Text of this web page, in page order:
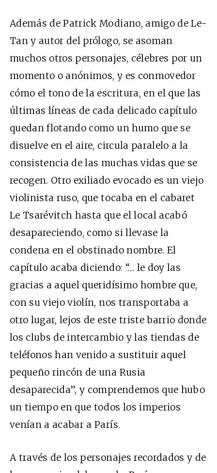
Además de Patrick Modiano, amigo de Le-
Tan y autor del prólogo, se asoman
muchos otros personajes, célebres por un
momento o anónimos, y es conmovedor
cómo el tono de la escritura, en el que las
últimas líneas de cada delicado capítulo
quedan flotando como un humo que se
disuelve en el aire, circula paralelo a la
consistencia de las muchas vidas que se
recogen. Otro exiliado evocado es un viejo
violinista ruso, que tocaba en el cabaret
Le Tsarévitch hasta que el local acabó
desapareciendo, como si llevase la
condena en el obstinado nombre. El
capítulo acaba diciendo: “… le doy las
gracias a aquel queridísimo hombre que,
con su viejo violín, nos transportaba a
otro lugar, lejos de este triste barrio donde
los clubs de intercambio y las tiendas de
teléfonos han venido a sustituir aquel
pequeño rincón de una Rusia
desaparecida”, y comprendemos que hubo
un tiempo en que todos los imperios
venían a acabar a París.
A través de los personajes recordados y de